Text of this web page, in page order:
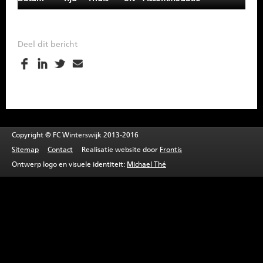
SPONSOREN
CONTACT
MENU
Deel dit bericht
Copyright © FC Winterswijk 2013-2016
Sitemap Contact Realisatie website door Frontis
Ontwerp logo en visuele identiteit: Michael Thé